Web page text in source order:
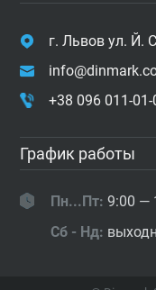
г. Львов ул. Й.
+38 096 011-01-
График работы
Пн...Пт: 9:00 —
Сб - Нд: